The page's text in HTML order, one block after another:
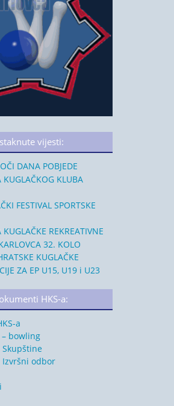
vijesti:
DANA POBJEDE
KLUBA
FESTIVAL SPORTSKE
REKREATIVNE
32. KOLO
KUGLAČKE
ZA EP U15, U19 i U23
HKS-a:
a
bowling
Izvršni odbor